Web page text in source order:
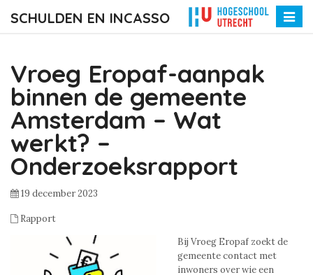
SCHULDEN EN INCASSO
Toggle
Vroeg Eropaf-aanpak
binnen de gemeente
Amsterdam – Wat
werkt? –
Onderzoeksrapport
19 december 2023
Rapport
Bij Vroeg Eropaf zoekt de
gemeente contact met
inwoners over wie een